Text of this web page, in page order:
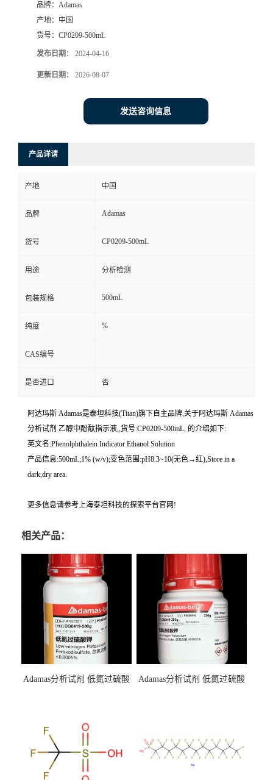
品牌： Adamas
产地： 中国
货号： CP0209-500mL
发布日期： 2024-04-16
更新日期： 2026-08-07
发送咨询信息
产品详请
产地 中国
品牌 Adamas
货号 CP0209-500mL
用途 分析检测
包装规格 500mL
纯度 %
CAS编号
是否进口 否
阿达玛斯 Adamas是泰坦科技(Titan)旗下自主品牌,关于阿达玛斯 Adamas
分析试剂 乙醇中酚酞指示液,,货号:CP0209-500mL, 的介绍如下:
英文名:Phenolphthalein Indicator Ethanol Solution
产品信息:500mL;1% (w/v);变色范围:pH8.3~10(无色→红),Store in a
dark,dry area.
更多信息请参考上海泰坦科技的探索平台官网!
相关产品：
Adamas分析试剂 低氮过硫酸
（泰坦现货供应）
Adamas分析试剂 低氮过硫酸